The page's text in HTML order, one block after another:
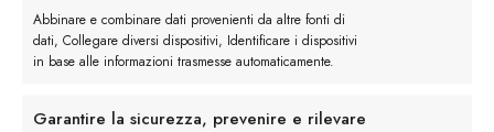
Abbinare e combinare dati provenienti da altre fonti di
dati, Collegare diversi dispositivi, Identificare i dispositivi
in base alle informazioni trasmesse automaticamente.
Garantire la sicurezza, prevenire e rilevare
Servizio Clienti